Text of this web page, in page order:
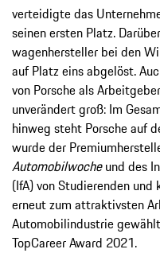
verteidigte das
seinen ersten Platz.
wagenhersteller bei den
auf Platz eins abgelöst.
von Porsche als
unverändert groß: Im
hinweg steht Porsche auf
wurde der
Automobilwocheund des
(IfA) von Studierenden
erneut zum attraktivsten
Automobilindustrie
TopCareer Award 2021.